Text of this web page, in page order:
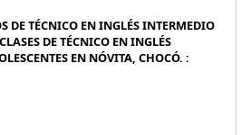
DE TÉCNICO EN INGLÉS INTERMEDIO
DE TÉCNICO EN INGLÉS
EN NÓVITA, CHOCÓ. :